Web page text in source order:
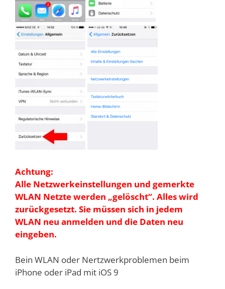
Achtung:
Alle Netzwerkeinstellungen und gemerkte
WLAN Netzte werden „gelöscht“. Alles wird
zurückgesetzt. Sie müssen sich in jedem
WLAN neu anmelden und die Daten neu
eingeben.
Bein WLAN oder Nertzwerkproblemen beim
iPhone oder iPad mit iOS 9